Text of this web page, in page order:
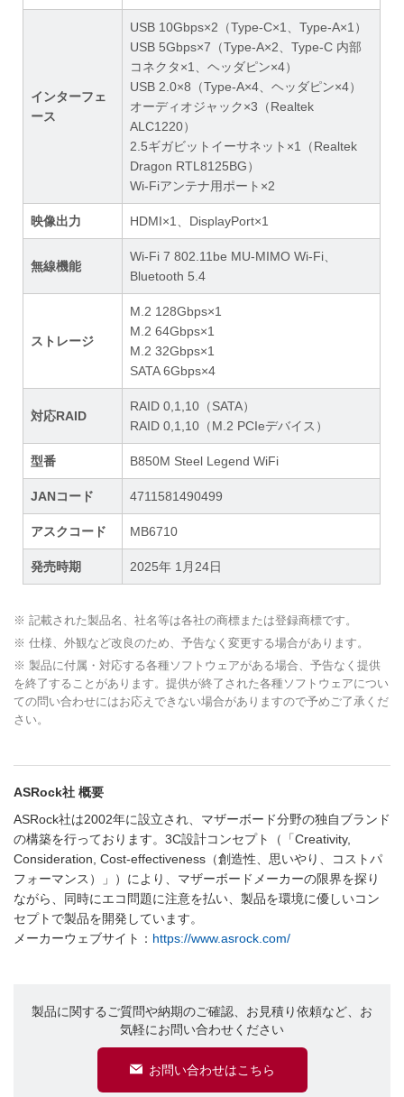
インターフェ
ース
USB 10Gbps×2（Type-C×1、Type-A×1）
USB 5Gbps×7（Type-A×2、Type-C 内部
コネクタ×1、ヘッダピン×4）
USB 2.0×8（Type-A×4、ヘッダピン×4）
オーディオジャック×3（Realtek
ALC1220）
2.5ギガビットイーサネット×1（Realtek
Dragon RTL8125BG）
Wi-Fiアンテナ用ポート×2
映像出力 HDMI×1、DisplayPort×1
無線機能
Wi-Fi 7 802.11be MU-MIMO Wi-Fi、
Bluetooth 5.4
ストレージ
M.2 128Gbps×1
M.2 64Gbps×1
M.2 32Gbps×1
SATA 6Gbps×4
対応RAID
RAID 0,1,10（SATA）
RAID 0,1,10（M.2 PCIeデバイス）
型番 B850M Steel Legend WiFi
JANコード 4711581490499
アスクコード MB6710
発売時期 2025年 1月24日
※ 記載された製品名、社名等は各社の商標または登録商標です。
※ 仕様、外観など改良のため、予告なく変更する場合があります。
※ 製品に付属・対応する各種ソフトウェアがある場合、予告なく提供
を終了することがあります。提供が終了された各種ソフトウェアについ
ての問い合わせにはお応えできない場合がありますので予めご了承くだ
さい。
ASRock社 概要
ASRock社は2002年に設立され、マザーボード分野の独自ブランド
の構築を行っております。3C設計コンセプト（「Creativity,
Consideration, Cost-effectiveness（創造性、思いやり、コストパ
フォーマンス）」）により、マザーボードメーカーの限界を探り
ながら、同時にエコ問題に注意を払い、製品を環境に優しいコン
セプトで製品を開発しています。
メーカーウェブサイト： https://www.asrock.com/
製品に関するご質問や納期のご確認、お見積り依頼など、お
気軽にお問い合わせください
お問い合わせはこちら